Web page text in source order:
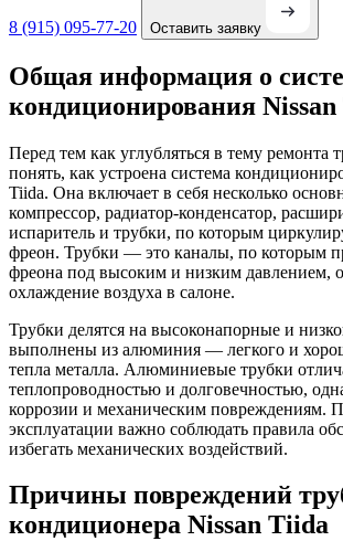
8 (915) 095-77-20 Оставить заявку
Общая информация о
кондиционирования
Перед тем как углубляться в тему ремонта
понять, как устроена система
Tiida. Она включает в себя несколько
компрессор, радиатор-конденсатор,
испаритель и трубки, по которым
фреон. Трубки — это каналы, по которым
фреона под высоким и низким давлением,
охлаждение воздуха в салоне.
Трубки делятся на высоконапорные и
выполнены из алюминия — легкого и
тепла металла. Алюминиевые трубки
теплопроводностью и долговечностью,
коррозии и механическим повреждениям.
эксплуатации важно соблюдать правила
избегать механических воздействий.
Причины повреждений
кондиционера Nissan Tiida